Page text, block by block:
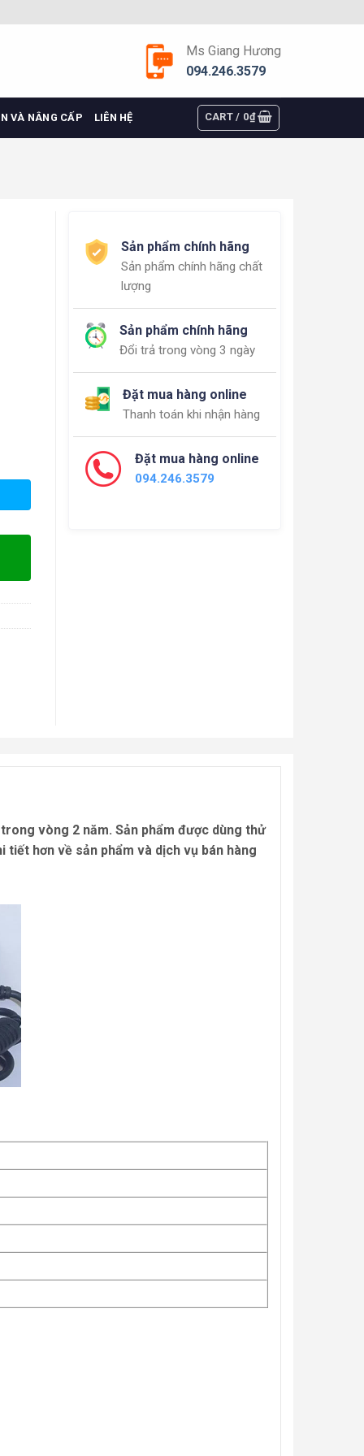
Ms Giang Hương
094.246.3579
VÀ NÂNG CẤP LIÊN HỆ CART / 0₫
Sản phẩm chính hãng
Sản phẩm chính hãng chất
lượng
Sản phẩm chính hãng
Đổi trả trong vòng 3 ngày
Đặt mua hàng online
Thanh toán khi nhận hàng
Đặt mua hàng online
094.246.3579
vòng 2 năm. Sản phẩm được dùng thử
tiết hơn về sản phẩm và dịch vụ bán hàng